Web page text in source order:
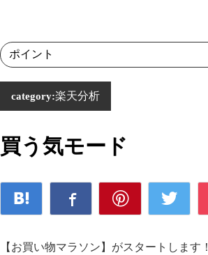
category:楽天分析
買う気モード
【お買い物マラソン】がスタートします！